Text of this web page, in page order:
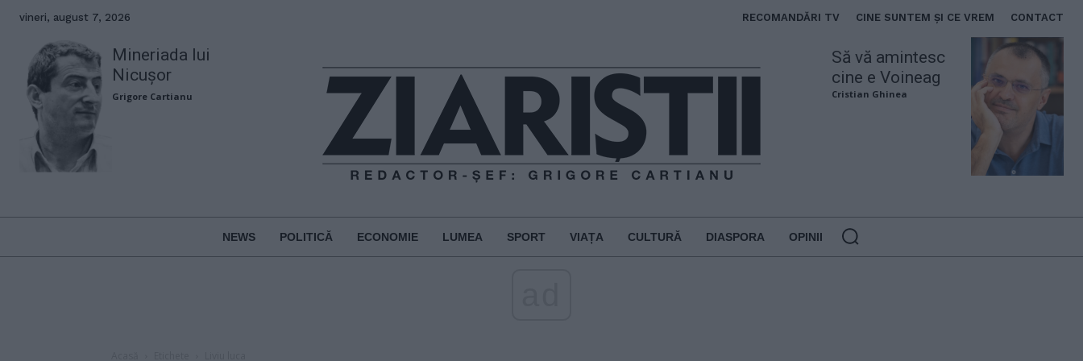
vineri, august 7, 2026 RECOMANDĂRI TV CINE SUNTEM ȘI CE VREM CONTACT
Mineriada lui
Nicușor
Grigore Cartianu
Să vă amintesc
cine e Voineag
Cristian Ghinea
NEWS POLITICĂ ECONOMIE LUMEA SPORT VIAȚA CULTURĂ DIASPORA OPINII